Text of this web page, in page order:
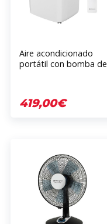
Aire acondicionado
portátil con bomba de
419,00€